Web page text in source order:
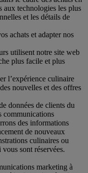
aux technologies les plus
et les détails de
achats et adapter nos
utilisent notre site web
plus facile et plus
l’expérience culinaire
nouvelles et des offres
données de clients du
communications
des informations
de nouveaux
culinaires ou
sont réservées.
marketing à